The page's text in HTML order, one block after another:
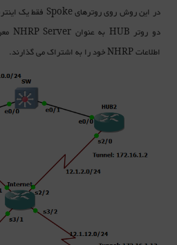
در این روش روی روترهایSpoke فقط یک
دو روترHUB به عنوان NHRP Server
اطلاعاتNHRP خود را به اشتراک می گذارند.